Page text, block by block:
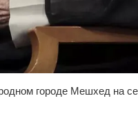
городе Мешхед на